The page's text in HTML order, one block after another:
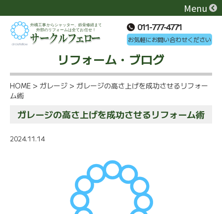
Menu
011-777-4771
お気軽にお問い合わせください
リフォーム・ブログ
HOME > ガレージ > ガレージの高さ上げを成功させるリフォー
ム術
ガレージの高さ上げを成功させるリフォーム術
2024.11.14